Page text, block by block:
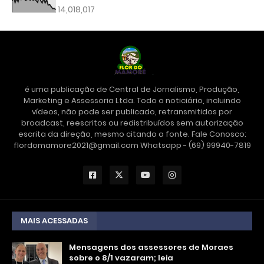
14,018,017
é uma publicação de Central de Jornalismo, Produção,
Marketing e Assessoria Ltda. Todo o noticiário, incluindo
vídeos, não pode ser publicado, retransmitidos por
broadcast, reescritos ou redistribuídos sem autorização
escrita da direção, mesmo citando a fonte. Fale Conosco:
flordomamore2021@gmail.com Whatsapp - (69) 99940-7819
MAIS ACESSADAS
Mensagens dos assessores de Moraes
sobre o 8/1 vazaram; leia